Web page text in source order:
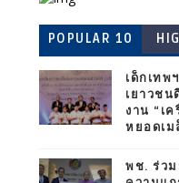
POPULAR 10
เด็กเทพ
เยาวชน
งาน “เ
หยอดเม
พช. ร่วม